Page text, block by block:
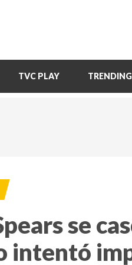
TVC PLAY
se
intentó